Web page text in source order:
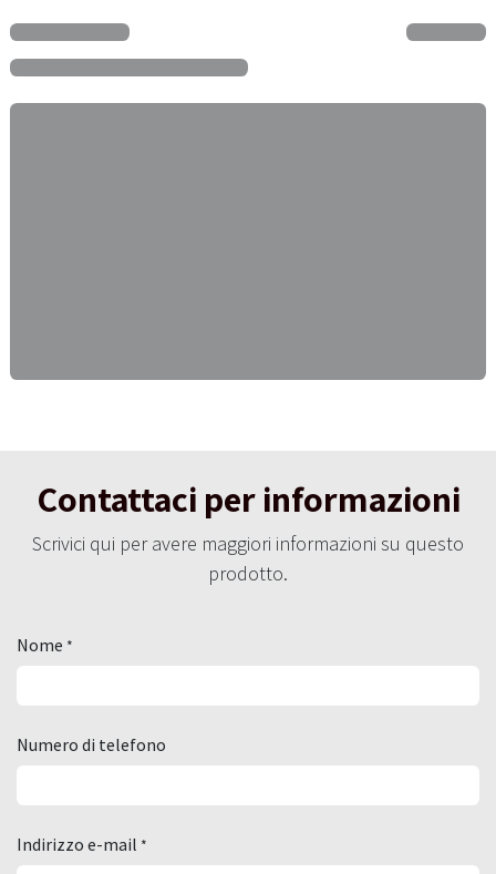
Contattaci per informazioni
Scrivici qui per avere maggiori informazioni su questo
prodotto.
Nome *
Numero di telefono
Indirizzo e-mail *